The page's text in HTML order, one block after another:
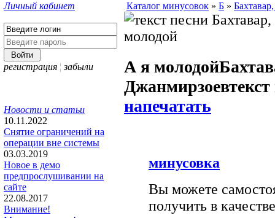
Личный кабинет
регистрация ¦ забыли
Новости и статьи
10.11.2022
Снятие ограничений на
операции вне системы
03.03.2019
Новое в демо
предпрослушивании на
сайте
22.08.2017
Внимание!
Каталог минусовок » Б »
А я молодой
Джанмирзоев
напечатать
минусовка
Вы можете
получить в